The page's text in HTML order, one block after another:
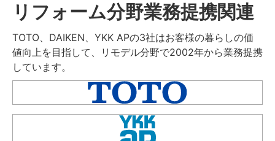
リフォーム分野業務提携関連
TOTO、DAIKEN、YKK APの3社はお客様の暮らしの価
値向上を目指して、リモデル分野で2002年から業務提携
しています。